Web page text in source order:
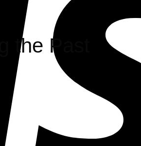
the Past